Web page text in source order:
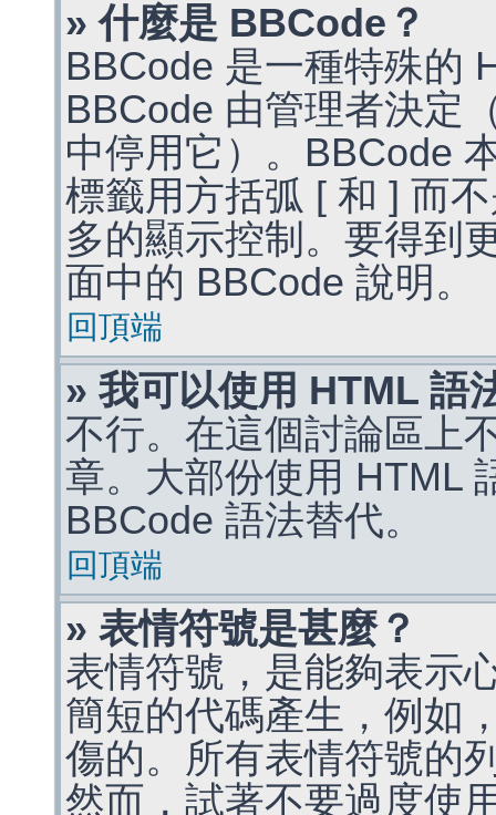
» 什麼是 BBCode？
BBCode 是一種特殊的
BBCode 由管理者決定
中停用它）。BBCode
標籤用方括弧 [ 和 ] 而
多的顯示控制。要得到
面中的 BBCode 說明。
回頂端
» 我可以使用 HTML 語
不行。在這個討論區上
章。大部份使用 HTML
BBCode 語法替代。
回頂端
» 表情符號是甚麼？
表情符號，是能夠表示
簡短的代碼產生，例如
傷的。所有表情符號的
然而，試著不要過度使